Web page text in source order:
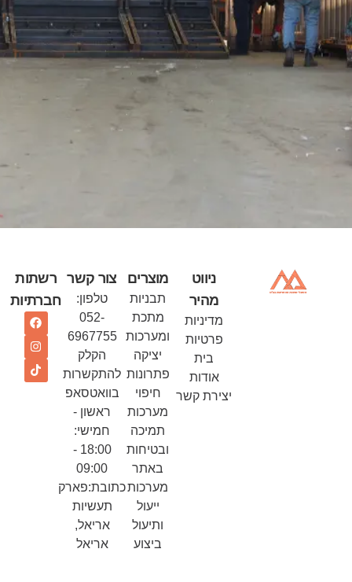
ניווט
מהיר
מדיניות
פרטיות
בית
אודות
יצירת קשר
מוצרים
תבניות
מתכת
ומערכות
יציקה
פתרונות
חיפוי
מערכות
תמיכה
ובטיחות
באתר
מערכות
ייעול
ותיעול
ביצוע
צור קשר
טלפון:
052-
6967755
הקלק
להתקשרות
בוואטסאפ
ראשון -
חמישי:
18:00 -
09:00
כתובת:פארק
תעשיות
אריאל,
אריאל
רשתות
חברתיות